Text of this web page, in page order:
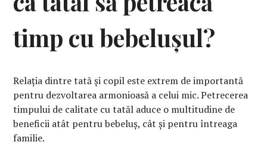
timp cu bebelușul?
Relația dintre tată și copil este extrem de importantă
pentru dezvoltarea armonioasă a celui mic. Petrecerea
timpului de calitate cu tatăl aduce o multitudine de
beneficii atât pentru bebeluș, cât și pentru întreaga
familie.